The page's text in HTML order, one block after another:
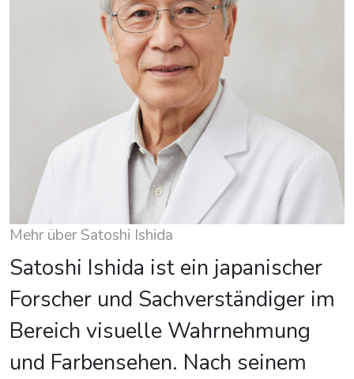
Mehr über Satoshi Ishida
Satoshi Ishida ist ein japanischer
Forscher und Sachverständiger im
Bereich visuelle Wahrnehmung
und Farbensehen. Nach seinem